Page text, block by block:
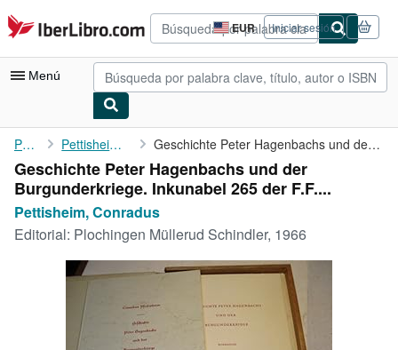
Pasar al contenido principal
IberLibro.com EUR
Preferencias
de
compra
del
Iniciar sesión
Menú
Mi cuenta
Consultar mis pedidos
Búsqueda avanzada
Colecciones
Libros antiguos
Arte y coleccionismo
Vendedores
Portada Pettisheim, Conradus Geschichte Peter Hagenbachs und der Burgunderkriege. Inkunabel ...
Geschichte Peter Hagenbachs und der
Burgunderkriege. Inkunabel 265 der F.F....
Pettisheim, Conradus
Editorial: Plochingen Müllerud Schindler, 1966